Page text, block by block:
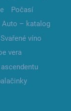
Počasí
Auto – katalog
Svařené víno
vera